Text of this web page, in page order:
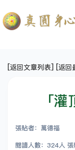
[返回文章列表] [返回
「
張貼者：萬德福
閱讀人數：324人